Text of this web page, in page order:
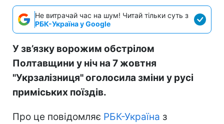
Не витрачай час на шум! Читай тільки суть з
РБК-Україна у Google
У зв’язку ворожим обстрілом
Полтавщини у ніч на 7 жовтня
"Укрзалізниця" оголосила зміни у русі
приміських поїздів.
Про це повідомляє РБК-Україна з